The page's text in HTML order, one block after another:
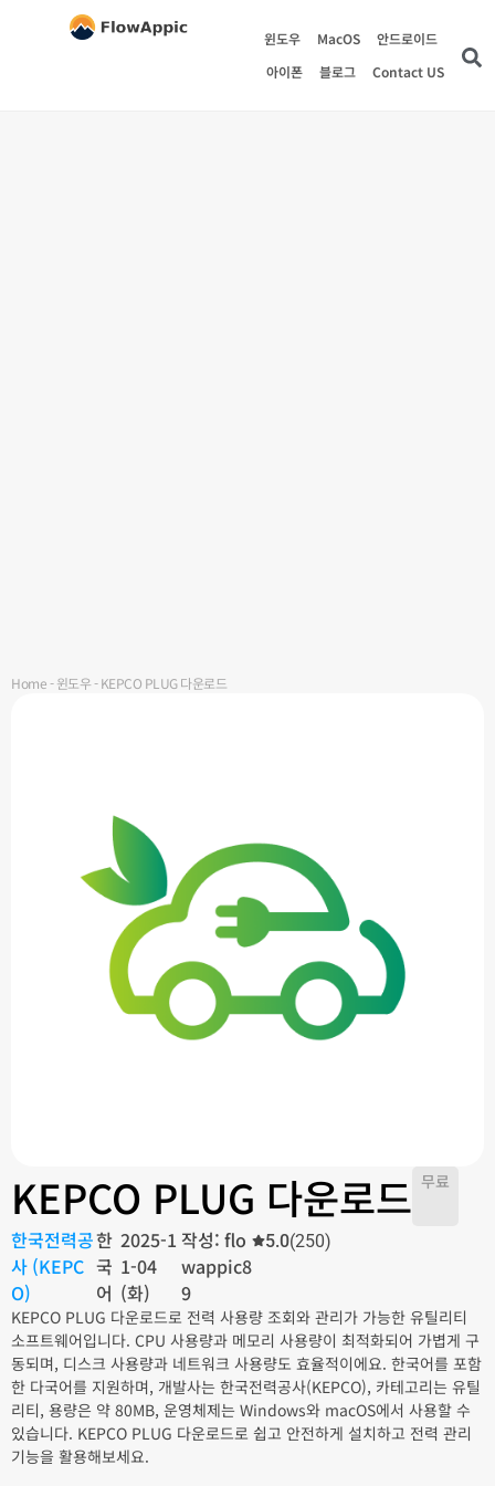
윈도우 MacOS
안드로이드
아이폰
블로그 Contact US
Home-윈도우-KEPCO PLUG 다운로드
KEPCO PLUG 다운로드 무료
한국전력공
사 (KEPC
O)
한
국
어
2025-1
1-04
(화)
작성: flo
wappic8
9
5.0(250)
KEPCO PLUG 다운로드로 전력 사용량 조회와 관리가 가능한 유틸리티
소프트웨어입니다. CPU 사용량과 메모리 사용량이 최적화되어 가볍게 구
동되며, 디스크 사용량과 네트워크 사용량도 효율적이에요. 한국어를 포함
한 다국어를 지원하며, 개발사는 한국전력공사(KEPCO), 카테고리는 유틸
리티, 용량은 약 80MB, 운영체제는 Windows와 macOS에서 사용할 수
있습니다. KEPCO PLUG 다운로드로 쉽고 안전하게 설치하고 전력 관리
기능을 활용해보세요.